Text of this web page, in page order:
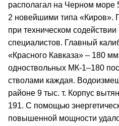
располагал на Черном море
2 новейшими типа «Киров».
при техническом содействии
специалистов. Главный
«Красного Кавказа» – 180
одноствольных МК-1–180
стволами каждая.
районе 9 тыс. т. Корпус
191. С помощью
повышенной мощности